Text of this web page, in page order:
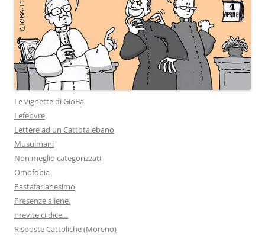
Le vignette di GioBa
Lefebvre
Lettere ad un Cattotalebano
Musulmani
Non meglio categorizzati
Omofobia
Pastafarianesimo
Presenze aliene.
Previte ci dice…
Risposte Cattoliche (Moreno)